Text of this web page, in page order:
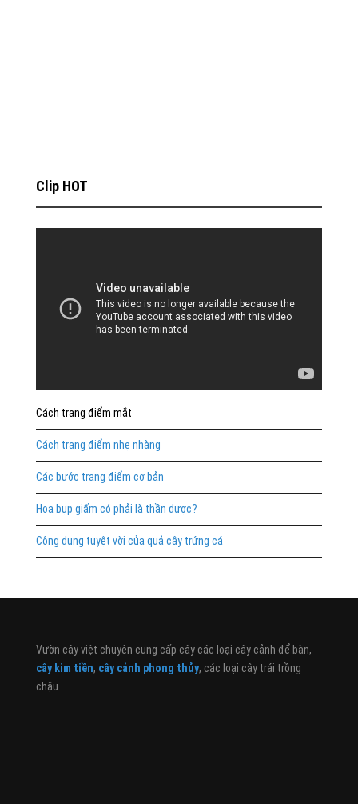
Clip HOT
Cách trang điểm mắt
Cách trang điểm nhẹ nhàng
Các bước trang điểm cơ bản
Hoa bụp giấm có phải là thần dược?
Công dụng tuyệt vời của quả cây trứng cá
Vườn cây việt chuyên cung cấp cây các loại cây cảnh để bàn,
cây kim tiền, cây cảnh phong thủy, các loại cây trái trồng
chậu